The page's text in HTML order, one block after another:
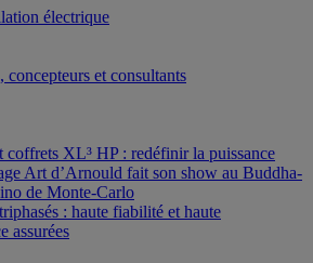
électrique
concepteurs et consultants
coffrets XL³ HP : redéfinir la puissance
Art d’Arnould fait son show au Buddha-
de Monte-Carlo
: haute fiabilité et haute
assurées